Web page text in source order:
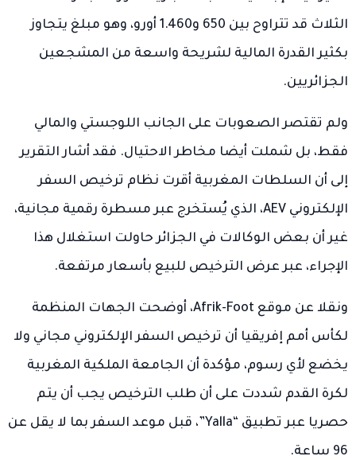
الثلاث قد تتراوح بين 650 و1.460 أورو، وهو مبلغ يتجاوز
بكثير القدرة المالية لشريحة واسعة من المشجعين
الجزائريين.
ولم تقتصر الصعوبات على الجانب اللوجستي والمالي
فقط، بل شملت أيضا مخاطر الاحتيال. فقد أشار التقرير
إلى أن السلطات المغربية أقرت نظام ترخيص السفر
الإلكتروني AEV، الذي يُستخرج عبر مسطرة رقمية مجانية،
غير أن بعض الوكالات في الجزائر حاولت استغلال هذا
الإجراء، عبر عرض الترخيص للبيع بأسعار مرتفعة.
ونقلا عن موقع Afrik-Foot، أوضحت الجهات المنظمة
لكأس أمم إفريقيا أن ترخيص السفر الإلكتروني مجاني ولا
يخضع لأي رسوم، مؤكدة أن الجامعة الملكية المغربية
لكرة القدم شددت على أن طلب الترخيص يجب أن يتم
حصريا عبر تطبيق “Yalla”، قبل موعد السفر بما لا يقل عن
96 ساعة.